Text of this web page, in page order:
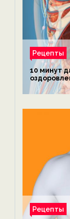
Рецепты
10 минут
Рецепты